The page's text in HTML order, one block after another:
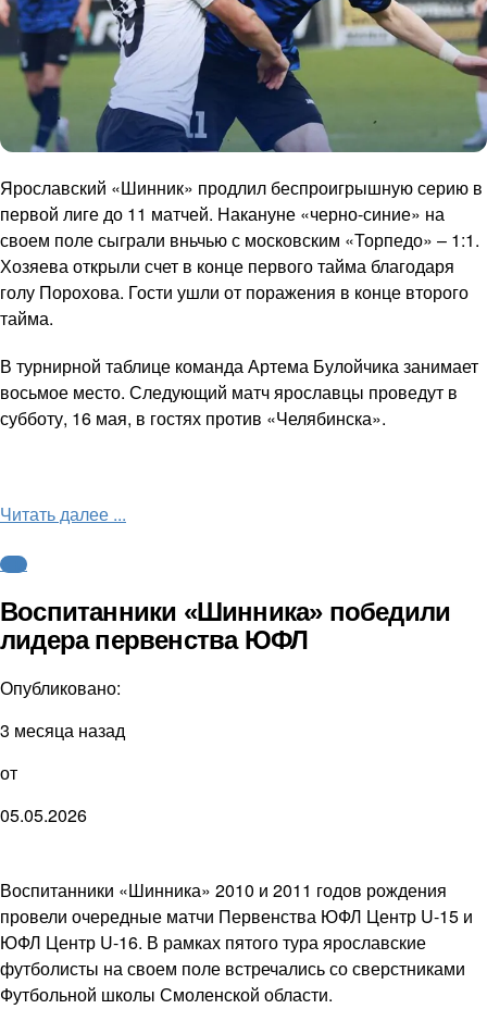
Ярославский «Шинник» продлил беспроигрышную серию в
первой лиге до 11 матчей. Накануне «черно-синие» на
своем поле сыграли вньчью с московским «Торпедо» – 1:1.
Хозяева открыли счет в конце первого тайма благодаря
голу Порохова. Гости ушли от поражения в конце второго
тайма.
В турнирной таблице команда Артема Булойчика занимает
восьмое место. Следующий матч ярославцы проведут в
субботу, 16 мая, в гостях против «Челябинска».
Читать далее ...
ФНЛ
Воспитанники «Шинника» победили
лидера первенства ЮФЛ
Опубликовано:
3 месяца назад
от
05.05.2026
Воспитанники «Шинника» 2010 и 2011 годов рождения
провели очередные матчи Первенства ЮФЛ Центр U-15 и
ЮФЛ Центр U-16. В рамках пятого тура ярославские
футболисты на своем поле встречались со сверстниками
Футбольной школы Смоленской области.